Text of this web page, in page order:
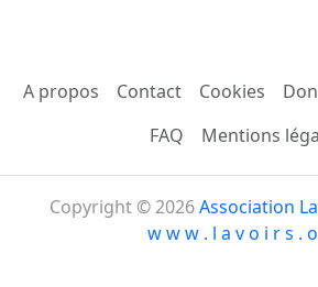
A propos Contact Cookies
FAQ
Mentions
Copyright © 2026Association
w w w . l a v o i r s .